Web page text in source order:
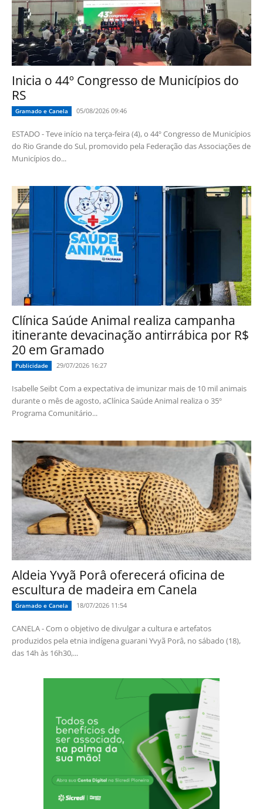
Inicia o 44º Congresso de Municípios do
RS
Gramado e Canela 05/08/2026 09:46
ESTADO - Teve início na terça-feira (4), o 44º Congresso de Municípios
do Rio Grande do Sul, promovido pela Federação das Associações de
Municípios do...
Clínica Saúde Animal realiza campanha
itinerante devacinação antirrábica por R$
20 em Gramado
Publicidade 29/07/2026 16:27
Isabelle Seibt Com a expectativa de imunizar mais de 10 mil animais
durante o mês de agosto, aClínica Saúde Animal realiza o 35º
Programa Comunitário...
Aldeia Yvyã Porâ oferecerá oficina de
escultura de madeira em Canela
Gramado e Canela 18/07/2026 11:54
CANELA - Com o objetivo de divulgar a cultura e artefatos
produzidos pela etnia indígena guarani Yvyã Porâ, no sábado (18),
das 14h às 16h30,...